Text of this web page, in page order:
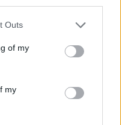
Outs
of my
myστους Ευζώνους:
τουριστών από